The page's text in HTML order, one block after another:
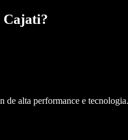
Cajati?
alta performance e